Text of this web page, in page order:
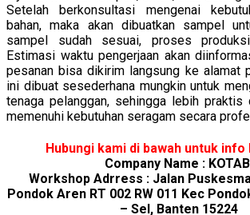
Setelah berkonsultasi mengenai
bahan, maka akan dibuatkan sampel
sampel sudah sesuai, proses
Estimasi waktu pengerjaan akan
pesanan bisa dikirim langsung ke alamat
ini dibuat sesederhana mungkin untuk
tenaga pelanggan, sehingga lebih
memenuhi kebutuhan seragam secara
Hubungi kami di bawah untuk info
Company Name : KOTABI
Workshop Adrress : Jalan
Pondok Aren RT 002 RW 011 Kec
– Sel, Banten 15224